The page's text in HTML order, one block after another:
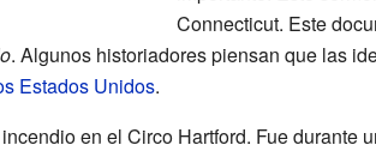
Connecticut. Este
. Algunos historiadores piensan que las
Estados Unidos.
en el Circo Hartford. Fue durante